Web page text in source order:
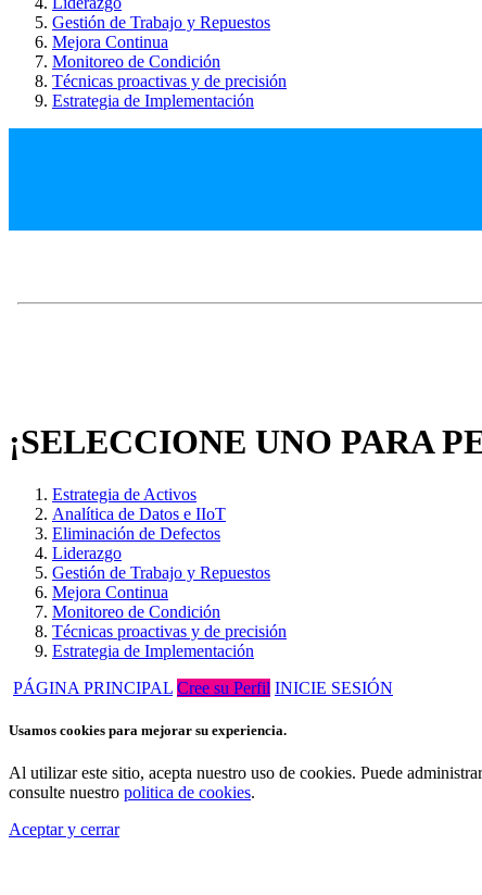
Gestión de Trabajo y Repuestos
Mejora Continua
Monitoreo de Condición
Técnicas proactivas y de precisión
Estrategia de Implementación
¡SELECCIONE UNO PARA
Estrategia de Activos
Analítica de Datos e IIoT
Eliminación de Defectos
Liderazgo
Gestión de Trabajo y Repuestos
Mejora Continua
Monitoreo de Condición
Técnicas proactivas y de precisión
Estrategia de Implementación
PÁGINA PRINCIPAL Cree su Perfil INICIE SESIÓN
Usamos cookies para mejorar su experiencia.
Al utilizar este sitio, acepta nuestro uso de cookies. Puede
consulte nuestro politica de cookies.
Aceptar y cerrar